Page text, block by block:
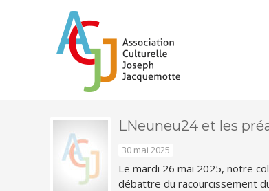
LNeuneu24 et les
30 mai 2025
Le mardi 26 mai 2025, notre
débattre du racourcissement